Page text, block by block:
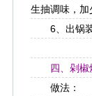
生抽调味，加
6、出锅装
四、剁椒
做法：